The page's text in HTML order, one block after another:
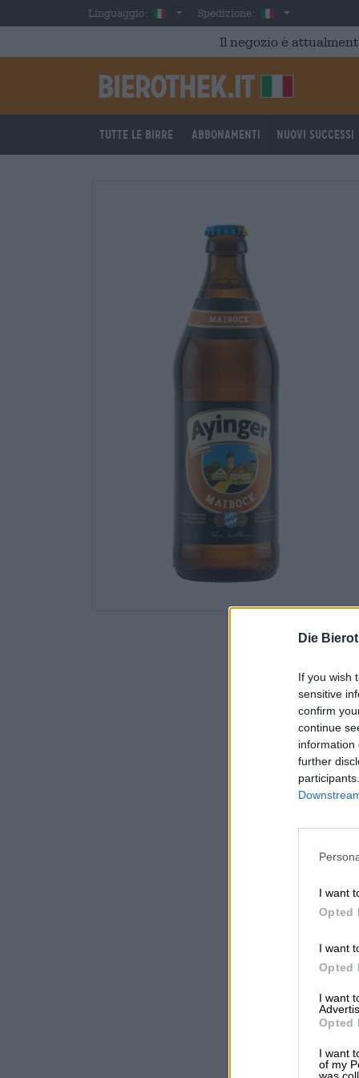
Die
If you wish
sensitive
confirm
continue
information
further
I want
Opted
I want
Opted
I want
Opted
I want
of my
was
Skip to main contentLinguaggio: ItalianSpedizione: Italia
Il negozio è
Tutte le birre Abbonamenti Nuovi successi